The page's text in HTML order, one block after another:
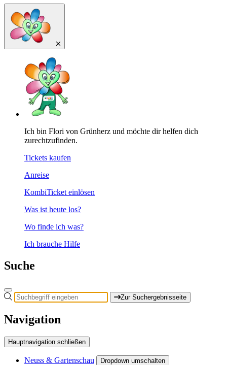
Ich bin Flori von Grünherz und möchte dir helfen dich
zurechtzufinden.
Tickets kaufen
Anreise
KombiTicket einlösen
Was ist heute los?
Wo finde ich was?
Ich brauche Hilfe
Suche
Zur Suchergebnisseite
Navigation
Hauptnavigation schließen
Neuss & Gartenschau Dropdown umschalten